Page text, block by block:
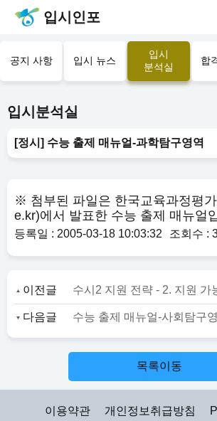
입시인포
공지 사항 입시 뉴스
입시
분석실
합
입시분석실
[정시] 수능 출제 매뉴얼-과학탐구영역
※ 첨부된 파일은 한국교육과정평
e.kr)에서 발표한 수능 출제 매뉴얼
등록일 : 2005-03-18 10:03:32 조회수 :
이전글
다음글 수능 출제 매뉴얼-사회탐구
목록이동
이용약관 개인정보취급방침